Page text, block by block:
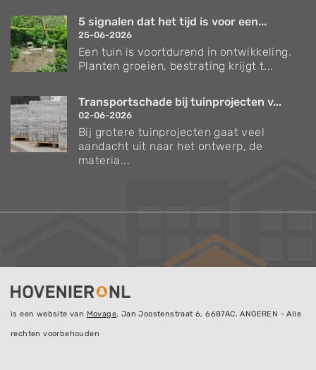
5 signalen dat het tijd is voor een...
25-06-2026
Een tuin is voortdurend in ontwikkeling.
Planten groeien, bestrating krijgt t...
Transportschade bij tuinprojecten v...
02-06-2026
Bij grotere tuinprojecten gaat veel
aandacht uit naar het ontwerp, de
materia...
is een website van Movage, Jan Joostenstraat 6, 6687AC, ANGEREN - Alle
rechten voorbehouden